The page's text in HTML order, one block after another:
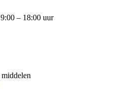
– 18:00 uur